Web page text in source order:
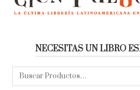
NECESITAS UN LIBRO
Buscar: